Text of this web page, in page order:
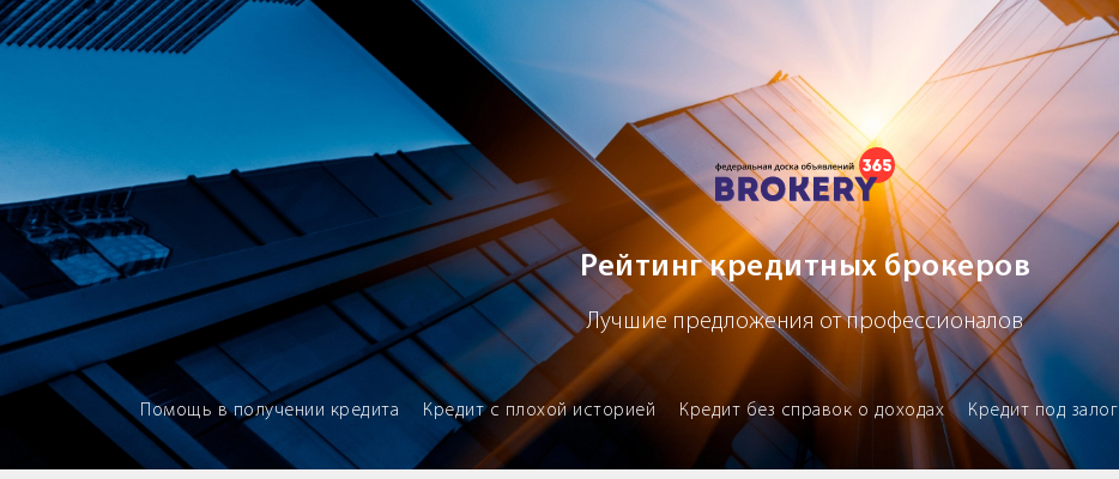
Brokery365 - Рейтинг кредитных брокеров
Рейтинг кредитных брокеров
Лучшие предложения от профессионалов
Помощь в получении кредита Кредит с плохой историей Кредит без справок о доходах Кредит под залог